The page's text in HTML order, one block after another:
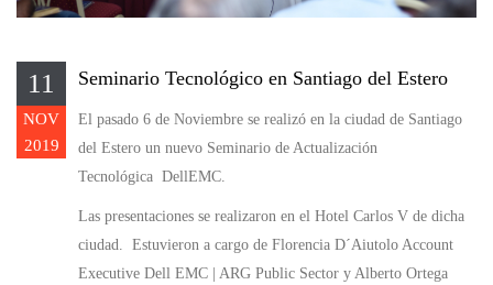
11
NOV
2019
Seminario Tecnológico en Santiago del Estero
El pasado 6 de Noviembre se realizó en la ciudad de Santiago
del Estero un nuevo Seminario de Actualización
Tecnológica DellEMC.
Las presentaciones se realizaron en el Hotel Carlos V de dicha
ciudad. Estuvieron a cargo de Florencia D´Aiutolo Account
Executive Dell EMC | ARG Public Sector y Alberto Ortega